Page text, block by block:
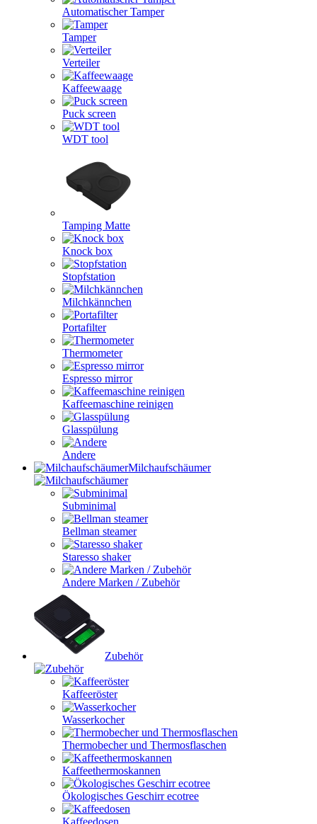
Automatischer Tamper
Tamper
Verteiler
Kaffeewaage
Puck screen
WDT tool
Tamping Matte
Knock box
Stopfstation
Milchkännchen
Portafilter
Thermometer
Espresso mirror
Kaffeemaschine reinigen
Glasspülung
Andere
Milchaufschäumer
Subminimal
Bellman steamer
Staresso shaker
Andere Marken / Zubehör
Zubehör
Kaffeeröster
Wasserkocher
Thermobecher und Thermosflaschen
Kaffeethermoskannen
Ökologisches Geschirr ecotree
Kaffeedosen